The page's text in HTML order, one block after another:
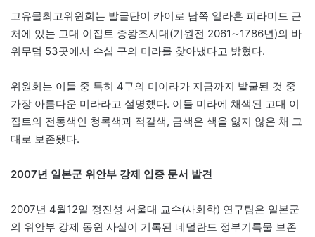
고유물최고위원회는 발굴단이 카이로 남쪽 일라훈 피라미드 근
처에 있는 고대 이집트 중왕조시대(기원전 2061∼1786년)의 바
위무덤 53곳에서 수십 구의 미라를 찾아냈다고 밝혔다.
위원회는 이들 중 특히 4구의 미이라가 지금까지 발굴된 것 중
가장 아름다운 미라라고 설명했다. 이들 미라에 채색된 고대 이
집트의 전통색인 청록색과 적갈색, 금색은 색을 잃지 않은 채 그
대로 보존됐다.
2007년 일본군 위안부 강제 입증 문서 발견
2007년 4월12일 정진성 서울대 교수(사회학) 연구팀은 일본군
의 위안부 강제 동원 사실이 기록된 네덜란드 정부기록물 보존